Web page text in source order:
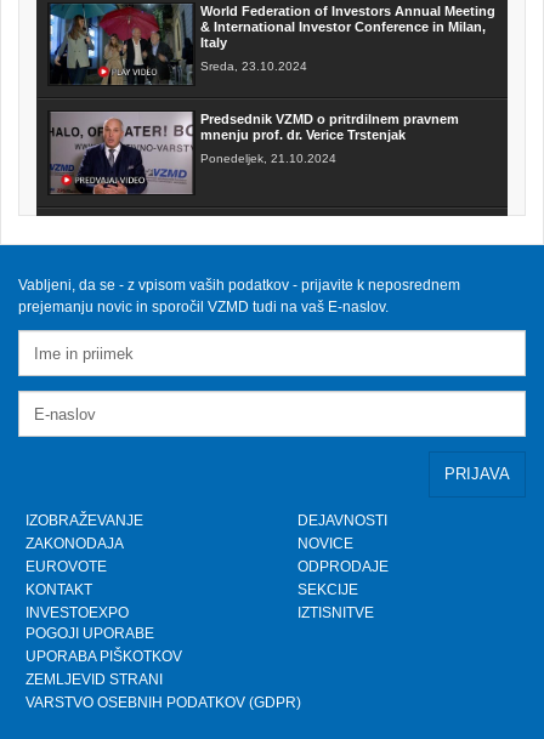
World Federation of Investors Annual Meeting
& International Investor Conference in Milan,
Italy
Sreda, 23.10.2024
Predsednik VZMD o pritrdilnem pravnem
mnenju prof. dr. Verice Trstenjak
Ponedeljek, 21.10.2024
postopkih skupinskih tožb zoper
Sobota, 12.10.2024
Petek, 10.5.2024
Kristjan Verbič, predsednik VZMD: Halo,
operater! Bodi fer.
Nedelja, 7.4.2024
konferenca
Vabljeni, da se - z vpisom vaših podatkov - prijavite k neposrednem
prejemanju novic in sporočil VZMD tudi na vaš E-naslov.
IZOBRAŽEVANJE
ZAKONODAJA
EUROVOTE
KONTAKT
INVESTOEXPO
DEJAVNOSTI
NOVICE
ODPRODAJE
SEKCIJE
IZTISNITVE
POGOJI UPORABE
UPORABA PIŠKOTKOV
ZEMLJEVID STRANI
VARSTVO OSEBNIH PODATKOV (GDPR)